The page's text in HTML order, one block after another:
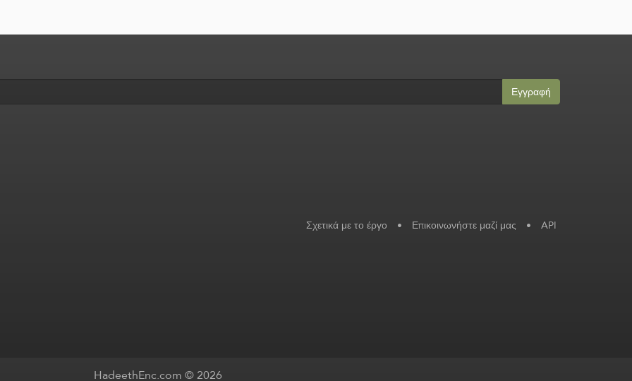
Εγγραφή
Σχετικά με το έργο • Επικοινωνήστε μαζί μας • API
HadeethEnc.com © 2026